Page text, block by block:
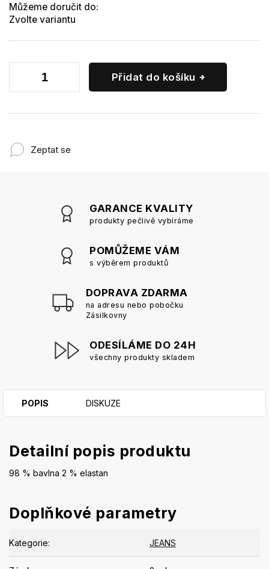
Můžeme doručit do:
Zvolte variantu
Přidat do košíku
Zeptat se
GARANCE KVALITY
produkty pečlivě vybíráme
POMŮŽEME VÁM
s výběrem produktů
DOPRAVA ZDARMA
na adresu nebo pobočku
Zásilkovny
ODESÍLÁME DO 24H
všechny produkty skladem
POPIS DISKUZE
Detailní popis produktu
98 % bavlna 2 % elastan
Doplňkové parametry
Kategorie: JEANS